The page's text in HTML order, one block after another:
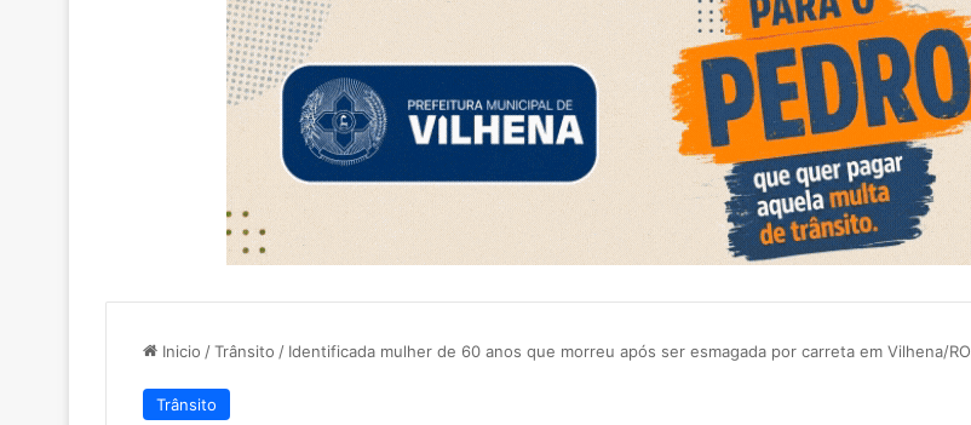
Inicio /Trânsito / Identificada mulher de 60 anos que morreu após ser esmagada por carreta em Vilhena/RO
Trânsito